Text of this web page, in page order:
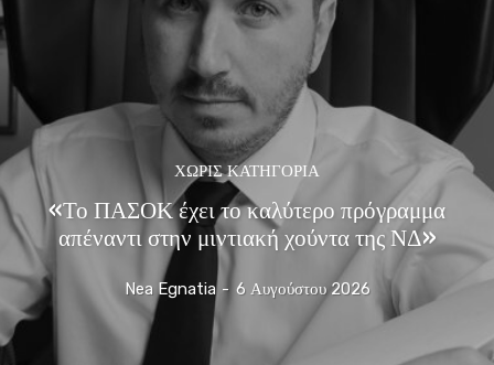
ΧΩΡΊΣ ΚΑΤΗΓΟΡΊΑ
«Το ΠΑΣΟΚ έχει το καλύτερο πρόγραμμα
απέναντι στην μιντιακή χούντα της ΝΔ»
Nea Egnatia - 6 Αυγούστου 2026